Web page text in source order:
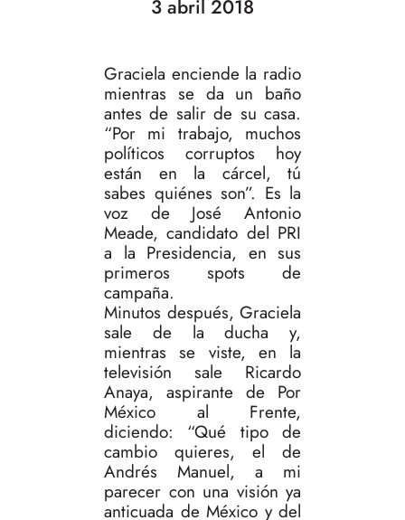
3 abril 2018
Graciela enciende la radio
mientras se da un baño
antes de salir de su casa.
“Por mi trabajo, muchos
políticos corruptos hoy
están en la cárcel, tú
sabes quiénes son”. Es la
voz de José Antonio
Meade, candidato del PRI
a la Presidencia, en sus
primeros spots de
campaña.
Minutos después, Graciela
sale de la ducha y,
mientras se viste, en la
televisión sale Ricardo
Anaya, aspirante de Por
México al Frente,
diciendo: “Qué tipo de
cambio quieres, el de
Andrés Manuel, a mi
parecer con una visión ya
anticuada de México y del